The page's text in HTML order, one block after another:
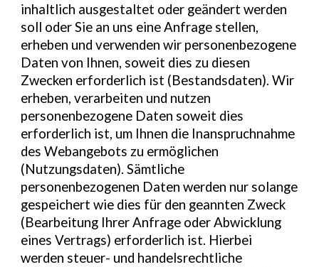
inhaltlich ausgestaltet oder geändert werden
soll oder Sie an uns eine Anfrage stellen,
erheben und verwenden wir personenbezogene
Daten von Ihnen, soweit dies zu diesen
Zwecken erforderlich ist (Bestandsdaten). Wir
erheben, verarbeiten und nutzen
personenbezogene Daten soweit dies
erforderlich ist, um Ihnen die Inanspruchnahme
des Webangebots zu ermöglichen
(Nutzungsdaten). Sämtliche
personenbezogenen Daten werden nur solange
gespeichert wie dies für den geannten Zweck
(Bearbeitung Ihrer Anfrage oder Abwicklung
eines Vertrags) erforderlich ist. Hierbei
werden steuer- und handelsrechtliche